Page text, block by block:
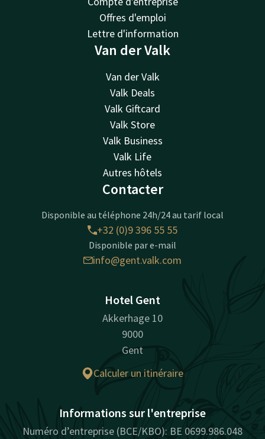
Offres d'emploi
Lettre d'information
Van der Valk
Van der Valk
Valk Deals
Valk Giftcard
Valk Store
Valk Business
Valk Life
Autres hôtels
Contacter
Disponible au téléphone 24h/24 au tarif local
+32 (0)9 396 55 55
Disponible par e-mail
info@gent.valk.com
Hotel Gent
Akkerhage 10
9000
Gent
Calculer un itinéraire
Informations sur l'entreprise
Numéro d’entreprise (BCE/KBO): BE 0699.986.048